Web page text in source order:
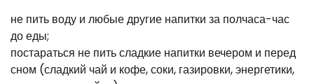
не пить воду и любые другие напитки за полчаса-час
до еды;
постараться не пить сладкие напитки вечером и перед
сном (сладкий чай и кофе, соки, газировки, энергетики,